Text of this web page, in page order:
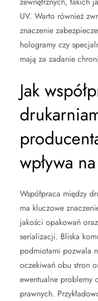
UV. Warto również
znaczenie
hologramy czy
mają za zadanie
Jak
wpływa
Współpraca między
ma kluczowe
jakości opakowań
serializacji. Bliska
podmiotami pozwala
oczekiwań obu stron
ewentualne problemy
prawnych.